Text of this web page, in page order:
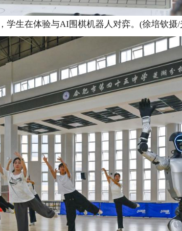
生在体验与AI围棋机器人对弈。(徐培钦摄/